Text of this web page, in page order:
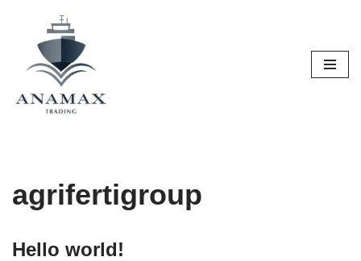
Pular
para
conteúdo
agrifertigroup
Hello world!